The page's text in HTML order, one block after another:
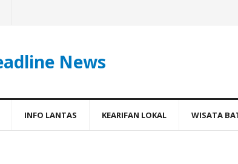
News
INFO LANTAS KEARIFAN LOKAL WISATA